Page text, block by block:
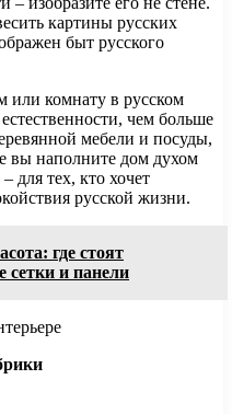
картины русских
быт русского
или комнату в русском
чем больше
мебели и посуды,
вы наполните дом духом
для тех, кто хочет
русской жизни.
где стоят
сетки и панели